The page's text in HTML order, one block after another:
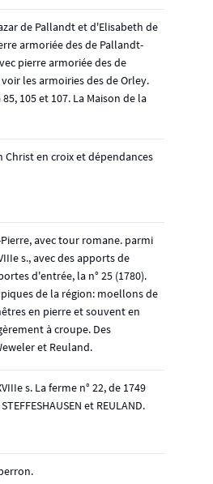
de Pallandt et d'Elisabeth de
armoriée des de Pallandt-
pierre armoriée des de
les armoiries des de Orley.
105 et 107. La Maison de la
Christ en croix et dépendances
avec tour romane. parmi
s., avec des apports de
d'entrée, la n° 25 (1780).
de la région: moellons de
en pierre et souvent en
à croupe. Des
et Reuland.
s. La ferme n° 22, de 1749
et REULAND.